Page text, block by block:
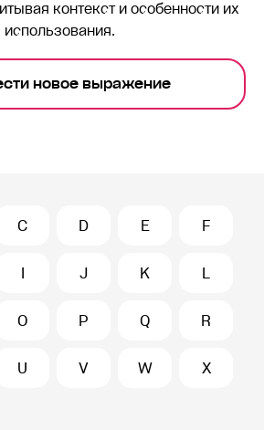
контекст и особенности их
использования.
новое выражение
C D E F
I J K L
O P Q R
U V W X